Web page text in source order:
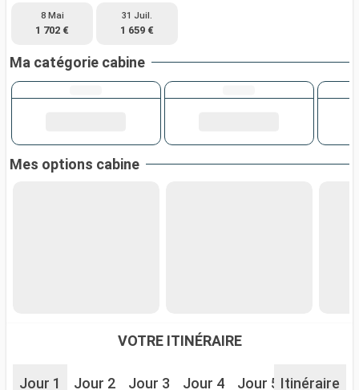
8 Mai
1 702 €
31 Juil.
1 659 €
Ma catégorie cabine
Mes options cabine
VOTRE ITINÉRAIRE
Jour 1 Jour 2 Jour 3 Jour 4 Jour 5 Jour 6
Itinéraire